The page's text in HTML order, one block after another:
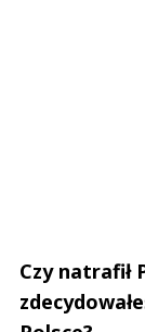
Czy natrafił